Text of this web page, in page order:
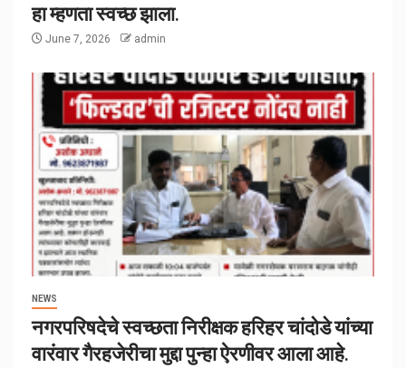
हा म्हणता स्वच्छ झाला.
June 7, 2026 admin
NEWS
नगरपरिषदेचे स्वच्छता निरीक्षक हरिहर चांदोडे यांच्या
वारंवार गैरहजेरीचा मुद्दा पुन्हा ऐरणीवर आला आहे.